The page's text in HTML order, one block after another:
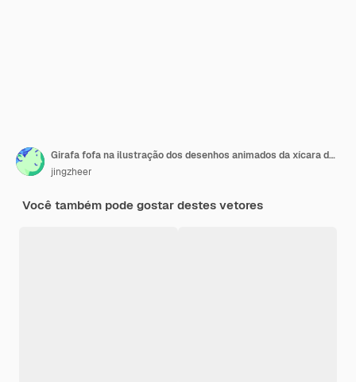
Girafa fofa na ilustração dos desenhos animados da xícara de café
jingzheer
Você também pode gostar destes vetores